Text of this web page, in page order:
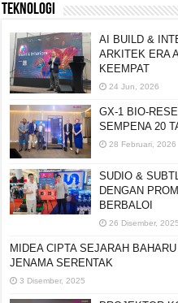
TEKNOLOGI
AI BUILD &
ARKITEK ERA
KEEMPAT
24 Jun, 2026
GX-1 BIO-
SEMPENA 20
28 Februari, 2026
SUDIO &
DENGAN
BERBALOI
26 Disember, 2025
MIDEA CIPTA SEJARAH
JENAMA SERENTAK
3 Disember, 2025